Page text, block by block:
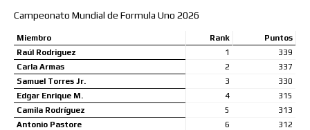
Campeonato Mundial de Formula Uno 2026
Miembro Rank
Puntos
Raúl Rodriguez
1
339
Carla Armas
2
337
Samuel Torres Jr.
3
330
Edgar Enrique M.
4
315
Camila Rodríguez
5
313
Antonio Pastore
6
312